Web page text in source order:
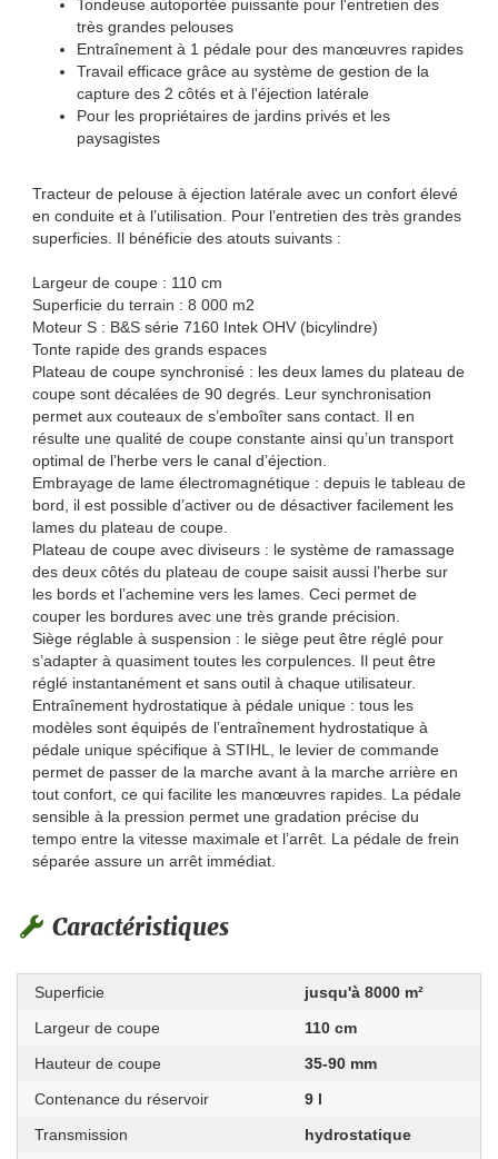
Tondeuse autoportée puissante pour l'entretien des
très grandes pelouses
Entraînement à 1 pédale pour des manœuvres rapides
Travail efficace grâce au système de gestion de la
capture des 2 côtés et à l'éjection latérale
Pour les propriétaires de jardins privés et les
paysagistes
Tracteur de pelouse à éjection latérale avec un confort élevé
en conduite et à l’utilisation. Pour l’entretien des très grandes
superficies. Il bénéficie des atouts suivants :
Largeur de coupe : 110 cm
Superficie du terrain : 8 000 m2
Moteur S : B&S série 7160 Intek OHV (bicylindre)
Tonte rapide des grands espaces
Plateau de coupe synchronisé : les deux lames du plateau de
coupe sont décalées de 90 degrés. Leur synchronisation
permet aux couteaux de s’emboîter sans contact. Il en
résulte une qualité de coupe constante ainsi qu’un transport
optimal de l’herbe vers le canal d’éjection.
Embrayage de lame électromagnétique : depuis le tableau de
bord, il est possible d’activer ou de désactiver facilement les
lames du plateau de coupe.
Plateau de coupe avec diviseurs : le système de ramassage
des deux côtés du plateau de coupe saisit aussi l’herbe sur
les bords et l’achemine vers les lames. Ceci permet de
couper les bordures avec une très grande précision.
Siège réglable à suspension : le siège peut être réglé pour
s’adapter à quasiment toutes les corpulences. Il peut être
réglé instantanément et sans outil à chaque utilisateur.
Entraînement hydrostatique à pédale unique : tous les
modèles sont équipés de l’entraînement hydrostatique à
pédale unique spécifique à STIHL, le levier de commande
permet de passer de la marche avant à la marche arrière en
tout confort, ce qui facilite les manœuvres rapides. La pédale
sensible à la pression permet une gradation précise du
tempo entre la vitesse maximale et l’arrêt. La pédale de frein
séparée assure un arrêt immédiat.
Caractéristiques
Superficie
jusqu'à 8000 m²
Largeur de coupe
110 cm
Hauteur de coupe
35-90 mm
Contenance du réservoir
9 l
Transmission
hydrostatique